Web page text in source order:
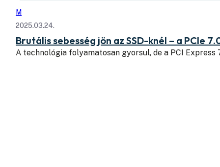
M
2025.03.24.
Brutális sebesség jön az SSD-knél – a PCIe
A technológia folyamatosan gyorsul, de a PCI Express